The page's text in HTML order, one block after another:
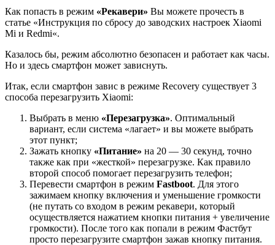
Как попасть в режим «Рекавери» Вы можете прочесть в
статье «Инструкция по сбросу до заводских настроек Xiaomi
Mi и Redmi«.
Казалось бы, режим абсолютно безопасен и работает как часы.
Но и здесь смартфон может зависнуть.
Итак, если смартфон завис в режиме Recovery существует 3
способа перезагрузить Xiaomi:
Выбрать в меню «Перезагрузка». Оптимальный
вариант, если система «лагает» и вы можете выбрать
этот пункт;
Зажать кнопку «Питание» на 20 — 30 секунд, точно
также как при «жесткой» перезагрузке. Как правило
второй способ помогает перезагрузить телефон;
Перевести смартфон в режим Fastboot. Для этого
зажимаем кнопку включения и уменьшение громкости
(не путать со входом в режим рекавери, который
осуществляется нажатием кнопки питания + увеличение
громкости). После того как попали в режим Фастбут
просто перезагрузите смартфон зажав кнопку питания.